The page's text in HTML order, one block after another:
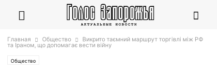
Главная Общество
Викрито таємний маршрут торгівлі між РФ
та Іраном, що допомагає вести війну
Общество